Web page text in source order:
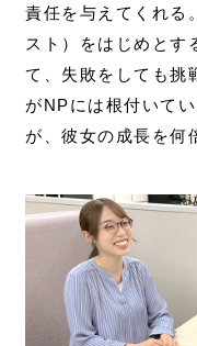
責任を与えてくれる
スト）をはじめとす
て、失敗をしても挑
がNPには根付いて
が、彼女の成長を何